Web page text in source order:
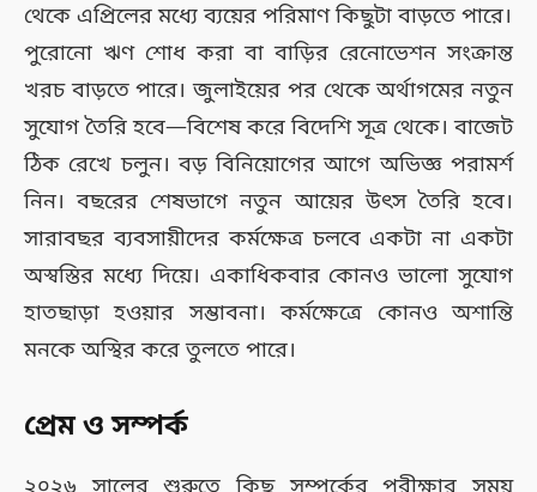
থেকে এপ্রিলের মধ্যে ব্যয়ের পরিমাণ কিছুটা বাড়তে পারে।
পুরোনো ঋণ শোধ করা বা বাড়ির রেনোভেশন সংক্রান্ত
খরচ বাড়তে পারে। জুলাইয়ের পর থেকে অর্থাগমের নতুন
সুযোগ তৈরি হবে—বিশেষ করে বিদেশি সূত্র থেকে। বাজেট
ঠিক রেখে চলুন। বড় বিনিয়োগের আগে অভিজ্ঞ পরামর্শ
নিন। বছরের শেষভাগে নতুন আয়ের উৎস তৈরি হবে।
সারাবছর ব্যবসায়ীদের কর্মক্ষেত্র চলবে একটা না একটা
অস্বস্তির মধ্যে দিয়ে। একাধিকবার কোনও ভালো সুযোগ
হাতছাড়া হওয়ার সম্ভাবনা। কর্মক্ষেত্রে কোনও অশান্তি
মনকে অস্থির করে তুলতে পারে।
প্রেম ও সম্পর্ক